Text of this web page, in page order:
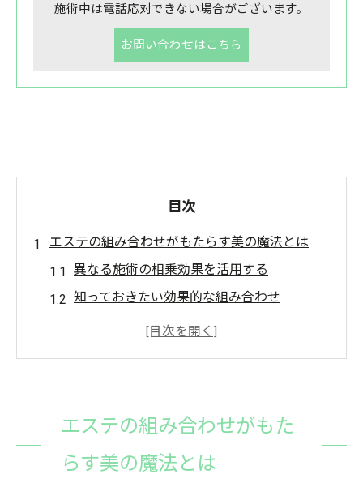
施術中は電話応対できない場合がございます。
お問い合わせはこちら
目次
エステの組み合わせがもたらす美の魔法とは
異なる施術の相乗効果を活用する
知っておきたい効果的な組み合わせ
個々のニーズに応じた最適な施術選び
プロの技術で引き出すエステの組み合わせ効果
専門家によるカスタマイズ施術の魅力
エステの組み合わせがもた
らす美の魔法とは